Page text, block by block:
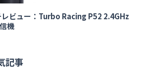
レビュー：Turbo Racing P52 2.4GHz
機
記事